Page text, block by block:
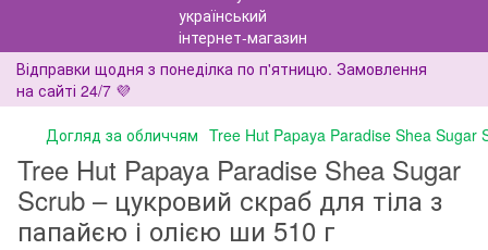
Відправки щодня з понеділка по п'ятницю. Замовлення
на сайті 24/7 💜
Догляд за обличчям Tree Hut Papaya Paradise Shea Sugar
Tree Hut Papaya Paradise Shea Sugar
Scrub – цукровий скраб для тіла з
папайєю і олією ши 510 г